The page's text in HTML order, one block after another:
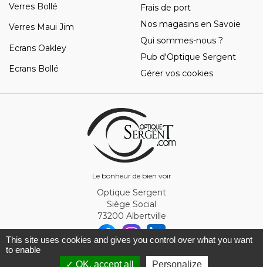
Le bonheur de bien voir
Verres Bollé
Verres Maui Jim
Ecrans Oakley
Ecrans Bollé
Frais de port
Nos magasins en Savoie
Qui sommes-nous ?
Pub d'Optique Sergent
Gérer vos cookies
Optique Sergent
Siège Social
73200 Albertville
© Optique Sergent 2026 - SIRET 32993919300010
This site uses cookies and gives you control over what you want
to enable
✓ OK, accept all
Personalize